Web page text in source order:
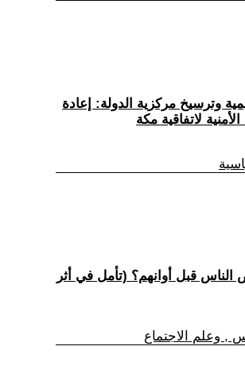
وترسيخ مركزية الدولة: إعادة
لاتفاقية مكة
الناس قبل أوانهم؟ (تأمل في أثر
, وعلم الاجتماع